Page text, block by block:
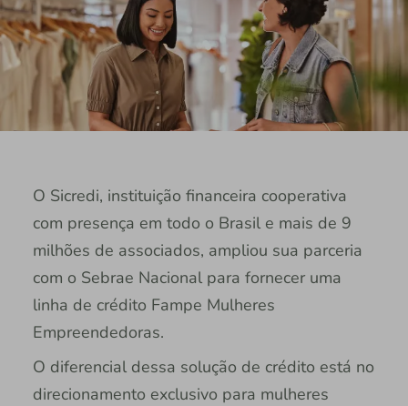
O Sicredi, instituição financeira cooperativa
com presença em todo o Brasil e mais de 9
milhões de associados, ampliou sua parceria
com o Sebrae Nacional para fornecer uma
linha de crédito Fampe Mulheres
Empreendedoras.
O diferencial dessa solução de crédito está no
direcionamento exclusivo para mulheres